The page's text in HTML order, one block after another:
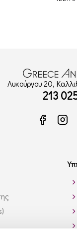
Λυκούργου 20,
213